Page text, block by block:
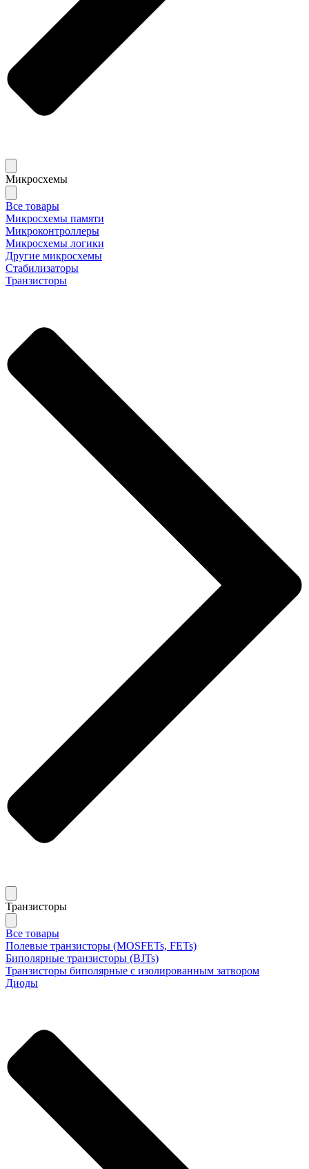
Микросхемы
Все товары
Микросхемы памяти
Микроконтроллеры
Микросхемы логики
Другие микросхемы
Стабилизаторы
Транзисторы
Транзисторы
Все товары
Полевые транзисторы (MOSFETs, FETs)
Биполярные транзисторы (BJTs)
Транзисторы биполярные с изолированным затвором
Диоды